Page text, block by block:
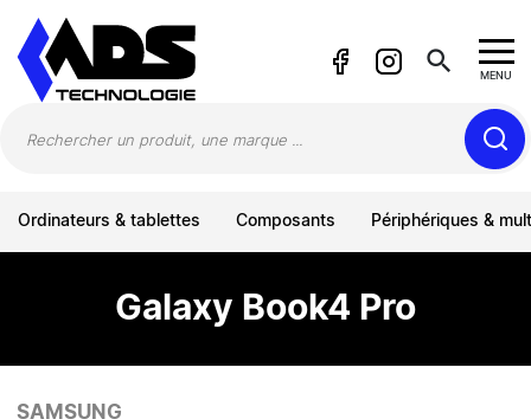
search MENU
Ordinateurs & tablettes Composants Périphériques &
Galaxy Book4 Pro
SAMSUNG